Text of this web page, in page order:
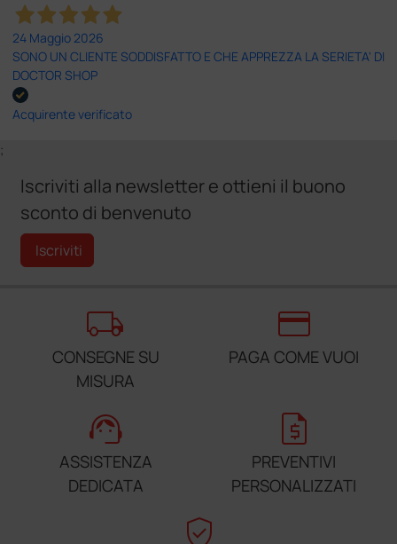
24 Maggio 2026
SONO UN CLIENTE SODDISFATTO E CHE APPREZZA LA SERIETA' DI
DOCTOR SHOP
Acquirente verificato
;
Iscriviti alla newsletter e ottieni il buono
sconto di benvenuto
Iscriviti
local_shipping
CONSEGNE SU
MISURA
credit_card
PAGA COME VUOI
support_agent
ASSISTENZA
DEDICATA
request_quote
PREVENTIVI
PERSONALIZZATI
verified_user